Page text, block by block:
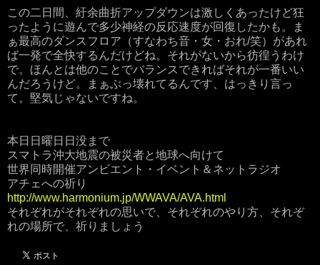
この二日間、紆余曲折アップダウンは激しくあったけど狂
ったように遊んで多少神経の反応速度が回復したかも。ま
ぁ最高のダンスフロア（すなわち音・女・おれ/笑）があれ
ば一発で全快するんだけどね。それがないから彷徨うわけ
で。ほんとは他のことでバランスできればそれが一番いい
んだろうけど。まぁぶっ壊れてるんです、はっきり言っ
て。堅気じゃないですね。
本日日曜日日没まで
スマトラ沖大地震の被災者と地球へ向けて
世界同時開催アンビエント・イベント＆ネットラジオ
アチェへの祈り
http://www.harmonium.jp/WWAVA/AVA.html
それぞれがそれぞれの思いで、それぞれのやり方、それぞ
れの場所で、祈りましょう